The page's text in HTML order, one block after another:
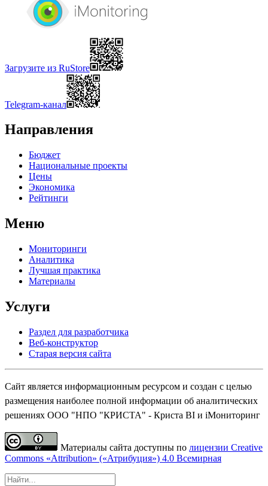
Загрузите из RuStore
Telegram-канал
Направления
Бюджет
Национальные проекты
Цены
Экономика
Рейтинги
Меню
Мониторинги
Аналитика
Лучшая практика
Материалы
Услуги
Раздел для разработчика
Веб-конструктор
Старая версия сайта
Сайт является информационным ресурсом и создан с целью
размещения наиболее полной информации об аналитических
решениях ООО "НПО "КРИСТА" - Криста BI и iМониторинг
Материалы сайта доступны по лицензии Creative
Commons «Attribution» («Атрибуция») 4.0 Всемирная